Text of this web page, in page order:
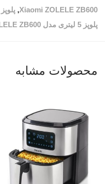
Xiaomi ZOLELE ZB600
, پلوپز 5 لیتری شیائومی مدل ZB600
پلوپز 5 لیتری مدل Xiaomi ZOLELE ZB600
محصولات مشابه